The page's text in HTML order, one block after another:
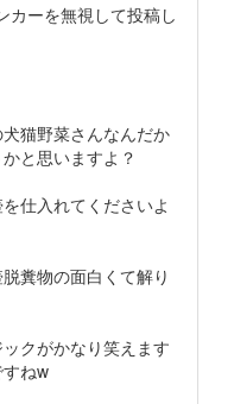
カーを無視して投稿し
猫野菜さんなんだか
と思いますよ？
仕入れてくださいよ
糞物の面白くて解り
クがかなり笑えます
ねw